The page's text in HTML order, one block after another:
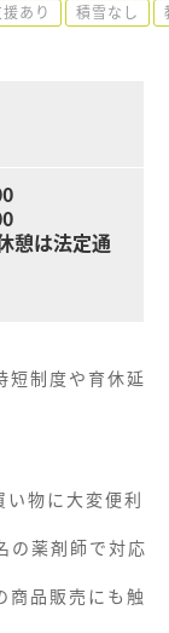
あり 積雪なし
憩は法定通
短制度や育休延
物に大変便利
の薬剤師で対応
商品販売にも触